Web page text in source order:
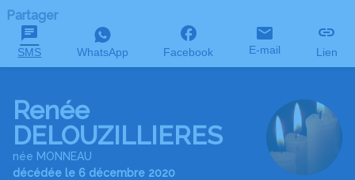
Partager
SMS WhatsApp Facebook E-mail Lien
Renée
DELOUZILLIERES
née MONNEAU
décédée le 6 décembre 2020